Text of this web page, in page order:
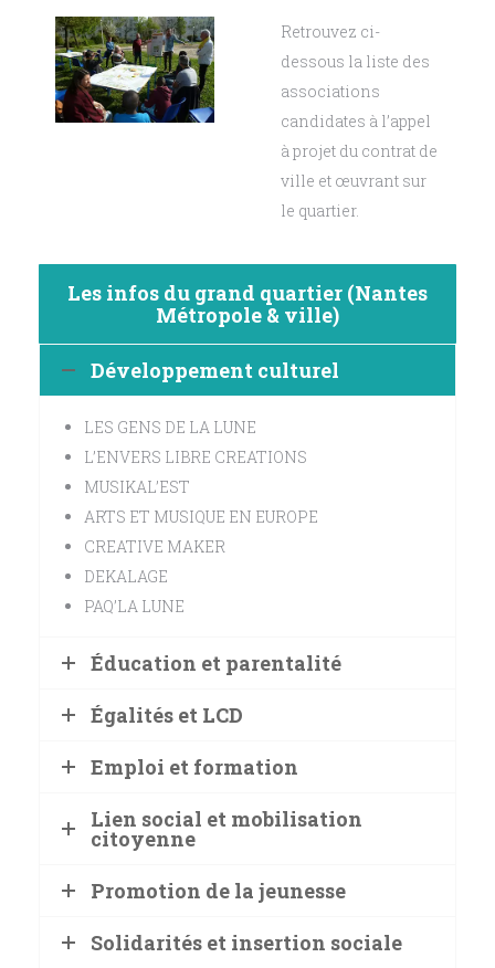
Retrouvez ci-
dessous la liste des
associations
candidates à l’appel
à projet du contrat de
ville et œuvrant sur
le quartier.
Les infos du grand quartier (Nantes
Métropole & ville)
Développement culturel
LES GENS DE LA LUNE
L’ENVERS LIBRE CREATIONS
MUSIKAL’EST
ARTS ET MUSIQUE EN EUROPE
CREATIVE MAKER
DEKALAGE
PAQ’LA LUNE
Éducation et parentalité
Égalités et LCD
Emploi et formation
Lien social et mobilisation
citoyenne
Promotion de la jeunesse
Solidarités et insertion sociale